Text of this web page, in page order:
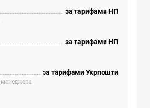
за тарифами НП
за тарифами НП
за тарифами Укрпошти